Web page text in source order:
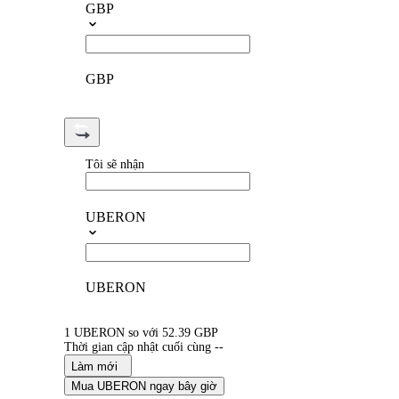
GBP
GBP
Tôi sẽ nhận
UBERON
UBERON
1 UBERON so với 52.39 GBP
Thời gian cập nhật cuối cùng --
Làm mới
Mua UBERON ngay bây giờ